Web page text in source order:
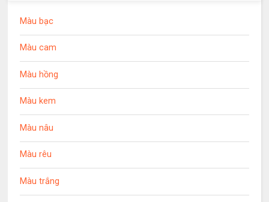
Màu bạc
Màu cam
Màu hồng
Màu kem
Màu nâu
Màu rêu
Màu trắng